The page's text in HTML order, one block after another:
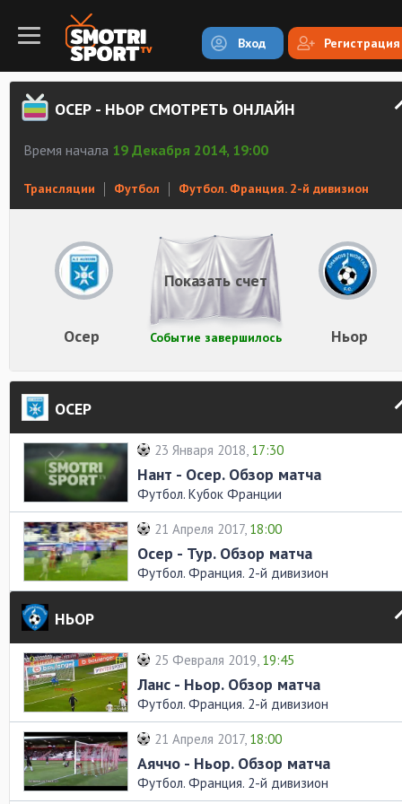
Вход Регистрация
ОСЕР - НЬОР СМОТРЕТЬ ОНЛАЙН
Время начала 19 Декабря 2014, 19:00
Трансляции Футбол Футбол. Франция. 2-й дивизион
Осер Ньор
Событие завершилось
Показать счет
ОСЕР
23 Января 2018, 17:30
Нант - Осер. Обзор матча
Футбол. Кубок Франции
21 Апреля 2017, 18:00
Осер - Тур. Обзор матча
Футбол. Франция. 2-й дивизион
НЬОР
25 Февраля 2019, 19:45
Ланс - Ньор. Обзор матча
Футбол. Франция. 2-й дивизион
21 Апреля 2017, 18:00
Аяччо - Ньор. Обзор матча
Футбол. Франция. 2-й дивизион